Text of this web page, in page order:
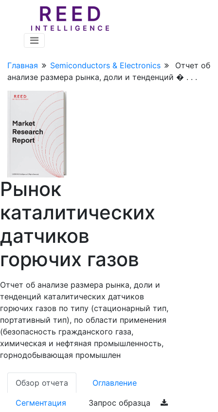
Главная Semiconductors & Electronics
Отчет об
анализе размера рынка, доли и тенденций � . . .
Рынок
каталитических
датчиков
горючих газов
Отчет об анализе размера рынка, доли и
тенденций каталитических датчиков
горючих газов по типу (стационарный тип,
портативный тип), по области применения
(безопасность гражданского газа,
химическая и нефтяная промышленность,
горнодобывающая промышлен
Обзор отчета Оглавление
Сегментация Запрос образца